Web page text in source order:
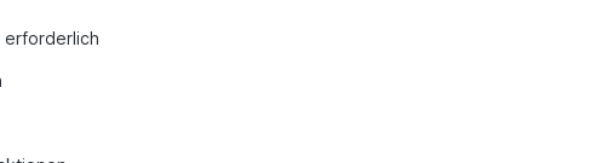
hi., Targa, 65-
erforderlich